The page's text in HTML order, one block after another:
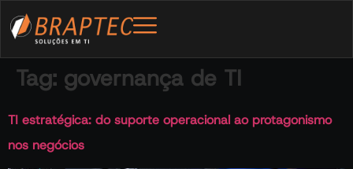
Tag: governança de TI
TI estratégica: do suporte operacional ao protagonismo
nos negócios